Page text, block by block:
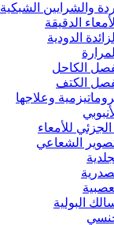
والشرايين الشبكية
الدقيقة
الدودية
الكاحل
الكتف
وعلاجها
للأمعاء
الشعاعي
البولية